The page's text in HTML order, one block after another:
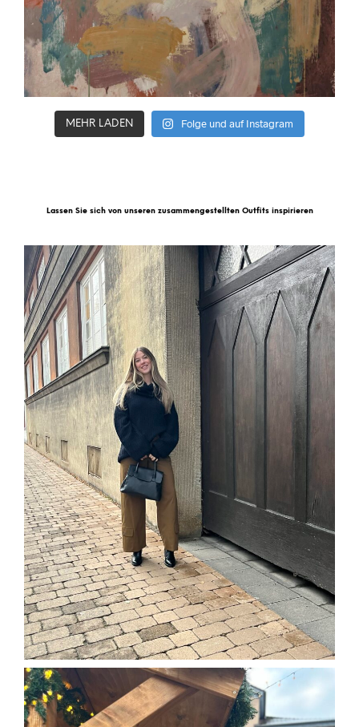
MEHR LADEN Folge und auf Instagram
Lassen Sie sich von unseren zusammengestellten Outfits inspirieren